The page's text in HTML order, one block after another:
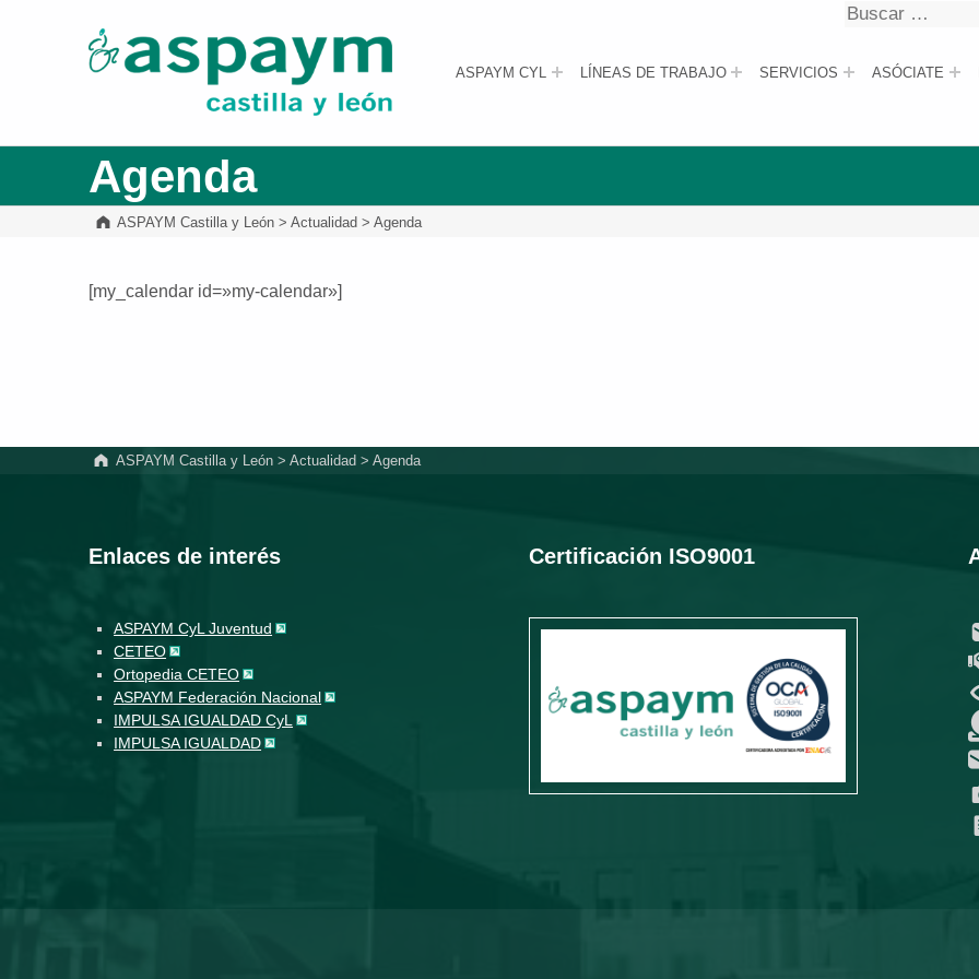
ASPAYM Castilla y León
ASPAYM CYL LÍNEAS DE TRABAJO SERVICIOS ASÓCIATE
Buscar
Agenda
ASPAYM Castilla y León >Actualidad >Agenda
[my_calendar id=»my-calendar»]
ASPAYM Castilla y León> Actualidad > Agenda
Enlaces de interés
ASPAYM CyL Juventud
CETEO
Ortopedia CETEO
ASPAYM Federación Nacional
IMPULSA IGUALDAD CyL
IMPULSA IGUALDAD
Certificación ISO9001